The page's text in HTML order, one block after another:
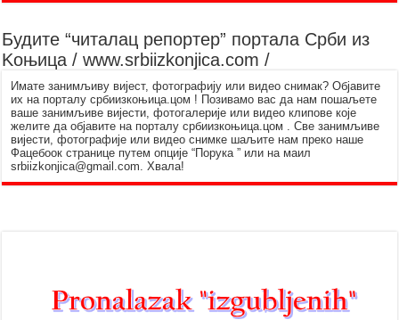
Будите “читалац репортер” портала Срби из
Kоњица / www.srbiizkonjica.com /
Имате занимљиву вијест, фотографију или видео снимак? Објавите
их на порталу србиизкоњица.цом ! Позивамо вас да нам пошаљете
ваше занимљиве вијести, фотогалерије или видео клипове које
желите да објавите на порталу србиизкоњица.цом . Све занимљиве
вијести, фотографије или видео снимке шаљите нам преко наше
Фацебоок странице путем опције “Порука ” или на маил
srbiizkonjica@gmail.com. Хвала!